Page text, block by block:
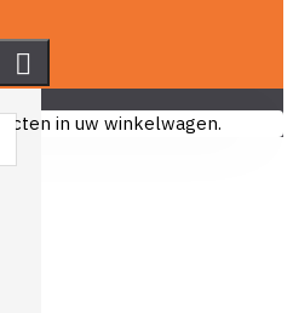
in uw winkelwagen.